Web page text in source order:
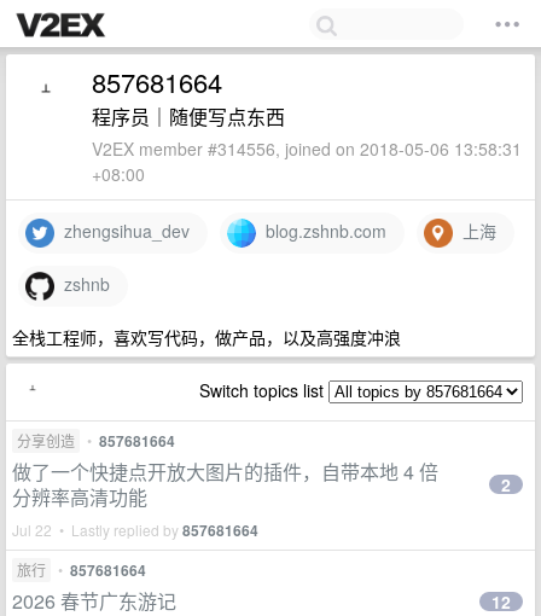
857681664
程序员｜随便写点东西
V2EX member #314556, joined on 2018-05-06 13:58:31
+08:00
zhengsihua_dev blog.zshnb.com 上海
zshnb
全栈工程师，喜欢写代码，做产品，以及高强度冲浪
Switch topics list
分享创造 • 857681664
做了一个快捷点开放大图片的插件，自带本地 4 倍
分辨率高清功能
Jul 22 • Lastly replied by857681664
2
旅行 • 857681664
2026 春节广东游记 12